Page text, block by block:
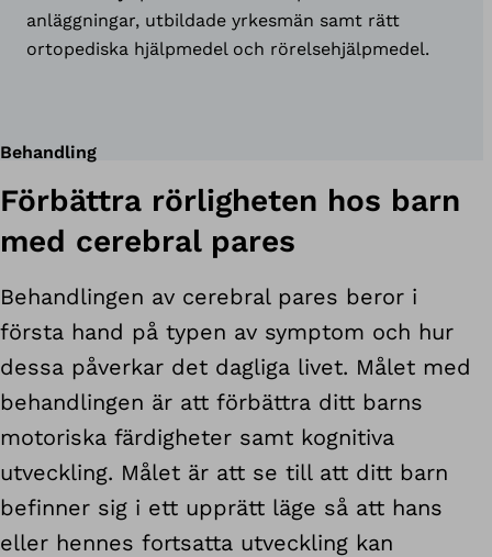
anläggningar, utbildade yrkesmän samt rätt
ortopediska hjälpmedel och rörelsehjälpmedel.
Behandling
Förbättra rörligheten hos barn
med cerebral pares
Behandlingen av cerebral pares beror i
första hand på typen av symptom och hur
dessa påverkar det dagliga livet. Målet med
behandlingen är att förbättra ditt barns
motoriska färdigheter samt kognitiva
utveckling. Målet är att se till att ditt barn
befinner sig i ett upprätt läge så att hans
eller hennes fortsatta utveckling kan